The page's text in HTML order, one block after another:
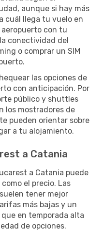
aunque si hay más
cuál llega tu vuelo en
con tu
conectividad del
o comprar un SIM
las opciones de
con anticipación. Por
público y shuttles
los mostradores de
pueden orientar sobre
a tu alojamiento.
a Catania
a Catania puede
el precio. Las
tener mejor
más bajas y un
en temporada alta
de opciones.